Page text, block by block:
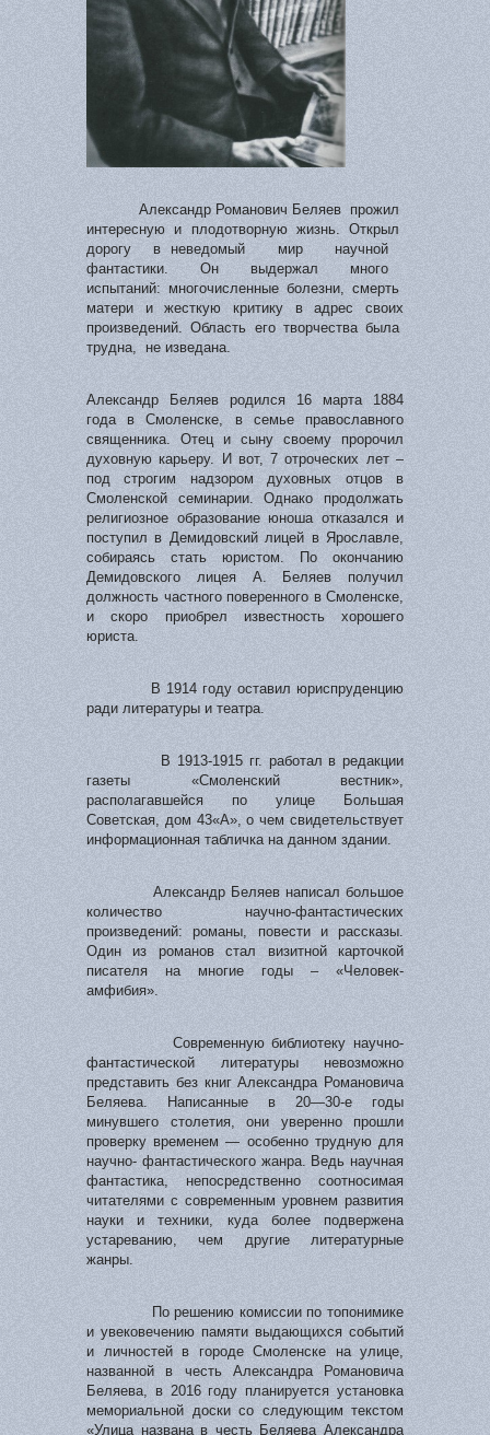
Александр Романович Беляев прожил
интересную и плодотворную жизнь. Открыл
дорогу в неведомый мир научной
фантастики. Он выдержал много
испытаний: многочисленные болезни, смерть
матери и жесткую критику в адрес своих
произведений. Область его творчества была
трудна, не изведана.
Александр Беляев родился 16 марта 1884
года в Смоленске, в семье православного
священника. Отец и сыну своему пророчил
духовную карьеру. И вот, 7 отроческих лет –
под строгим надзором духовных отцов в
Смоленской семинарии. Однако продолжать
религиозное образование юноша отказался и
поступил в Демидовский лицей в Ярославле,
собираясь стать юристом. По окончанию
Демидовского лицея А. Беляев получил
должность частного поверенного в Смоленске,
и скоро приобрел известность хорошего
юриста.
В 1914 году оставил юриспруденцию
ради литературы и театра.
В 1913-1915 гг. работал в редакции
газеты «Смоленский вестник»,
располагавшейся по улице Большая
Советская, дом 43«А», о чем свидетельствует
информационная табличка на данном здании.
Александр Беляев написал большое
количество научно-фантастических
произведений: романы, повести и рассказы.
Один из романов стал визитной карточкой
писателя на многие годы – «Человек-
амфибия».
Современную библиотеку научно-
фантастической ли­тературы невозможно
представить без книг Александра Романовича
Беляева. Написанные в 20—30-е годы
минувшего столетия, они уверенно прошли
про­верку временем — особенно трудную для
научно- фантастического жанра. Ведь научная
фантасти­ка, непосредственно соотносимая
читателями с современным уровнем развития
науки и техники, куда более подвержена
устареванию, чем другие литературные
жанры.
По решению комиссии по топонимике
и увековечению памяти выдающихся событий
и личностей в городе Смоленске на улице,
названной в честь Александра Романовича
Беляева, в 2016 году планируется установка
мемориальной доски со следующим текстом
«Улица названа в честь Беляева Александра